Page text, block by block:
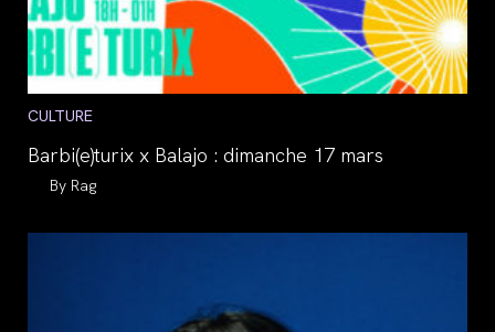
Post
CULTURE
Barbi(e)turix x Balajo : dimanche 17 mars
Auteur/autrice
la
Rag